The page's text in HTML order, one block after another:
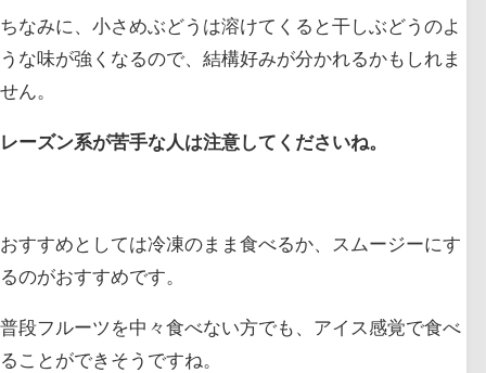
ちなみに、小さめぶどうは溶けてくると干しぶどうのよ
うな味が強くなるので、結構好みが分かれるかもしれま
せん。
レーズン系が苦手な人は注意してくださいね。
おすすめとしては冷凍のまま食べるか、スムージーにす
るのがおすすめです。
普段フルーツを中々食べない方でも、アイス感覚で食べ
ることができそうですね。